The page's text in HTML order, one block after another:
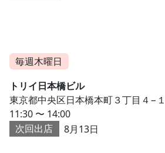
毎週木曜日
トリイ日本橋ビル
東京都中央区日本橋本町３丁目４−１
11:30 〜 14:00
次回出店
8月13日